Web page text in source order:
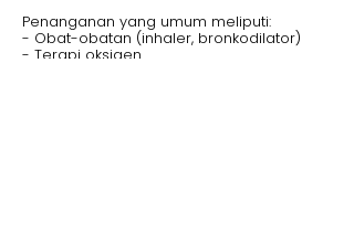
Penanganan yang umum meliputi:
- Obat-obatan (inhaler, bronkodilator)
- Terapi oksigen